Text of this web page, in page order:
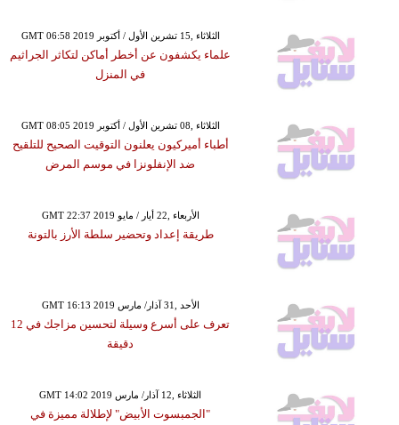
GMT 06:58 2019 الثلاثاء ,15 تشرين الأول / أكتوبر
علماء يكشفون عن أخطر أماكن لتكاثر الجراثيم
في المنزل
GMT 08:05 2019 الثلاثاء ,08 تشرين الأول / أكتوبر
أطباء أميركيون يعلنون التوقيت الصحيح للتلقيح
ضد الإنفلونزا في موسم المرض
GMT 22:37 2019 الأربعاء ,22 أيار / مايو
طريقة إعداد وتحضير سلطة الأرز بالتونة
GMT 16:13 2019 الأحد ,31 آذار/ مارس
تعرف على أسرع وسيلة لتحسين مزاجك في 12
دقيقة
GMT 14:02 2019 الثلاثاء ,12 آذار/ مارس
"الجمبسوت الأبيض" لإطلالة مميزة في